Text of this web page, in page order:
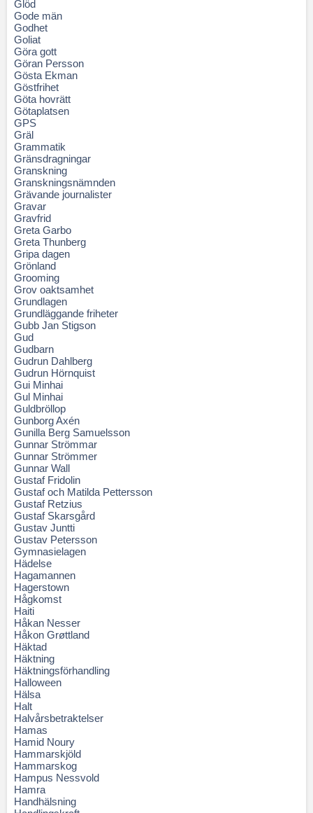
Glöd
Gode män
Godhet
Goliat
Göra gott
Göran Persson
Gösta Ekman
Göstfrihet
Göta hovrätt
Götaplatsen
GPS
Gräl
Grammatik
Gränsdragningar
Granskning
Granskningsnämnden
Grävande journalister
Gravar
Gravfrid
Greta Garbo
Greta Thunberg
Gripa dagen
Grönland
Grooming
Grov oaktsamhet
Grundlagen
Grundläggande friheter
Gubb Jan Stigson
Gud
Gudbarn
Gudrun Dahlberg
Gudrun Hörnquist
Gui Minhai
Gul Minhai
Guldbröllop
Gunborg Axén
Gunilla Berg Samuelsson
Gunnar Strömmar
Gunnar Strömmer
Gunnar Wall
Gustaf Fridolin
Gustaf och Matilda Pettersson
Gustaf Retzius
Gustaf Skarsgård
Gustav Juntti
Gustav Petersson
Gymnasielagen
Hädelse
Hagamannen
Hagerstown
Hågkomst
Haiti
Håkan Nesser
Håkon Grøttland
Häktad
Häktning
Häktningsförhandling
Halloween
Hälsa
Halt
Halvårsbetraktelser
Hamas
Hamid Noury
Hammarskjöld
Hammarskog
Hampus Nessvold
Hamra
Handhälsning